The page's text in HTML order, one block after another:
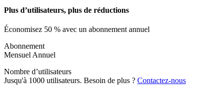
Plus d’utilisateurs, plus de réductions
Économisez 50 % avec un abonnement annuel
Abonnement
Mensuel Annuel
Nombre d’utilisateurs
Jusqu'à 1000 utilisateurs. Besoin de plus ? Contactez-nous